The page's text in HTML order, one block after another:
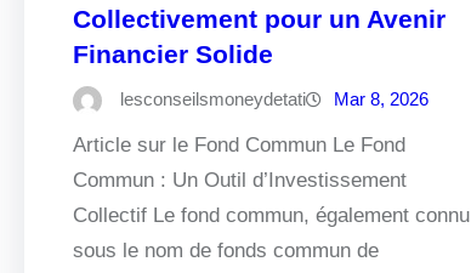
Collectivement pour un Avenir
Financier Solide
lesconseilsmoneydetati Mar 8, 2026
Article sur le Fond Commun Le Fond
Commun : Un Outil d’Investissement
Collectif Le fond commun, également connu
sous le nom de fonds commun de